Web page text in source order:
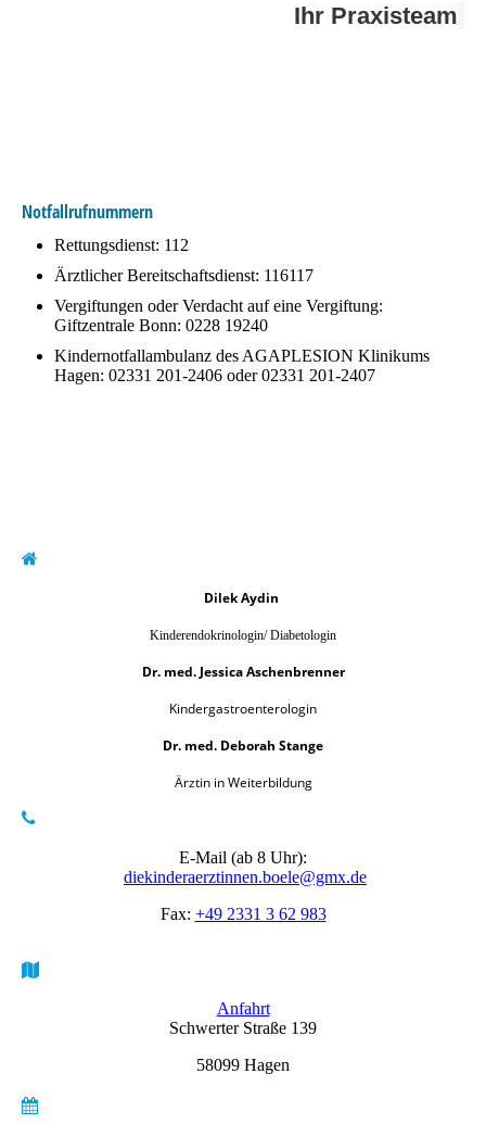
Ihr Praxisteam
Notfallrufnummern
Rettungsdienst: 112
Ärztlicher Bereitschaftsdienst: 116117
Vergiftungen oder Verdacht auf eine Vergiftung:
Giftzentrale Bonn: 0228 19240
Kindernotfallambulanz des AGAPLESION Klinikums
Hagen: 02331 201-2406 oder 02331 201-2407
Dilek Aydin
Kinderendokrinologin/ Diabetologin
Dr. med. Jessica Aschenbrenner
Kindergastroenterologin
Dr. med. Deborah Stange
Ärztin in Weiterbildung
E-Mail (ab 8 Uhr):
diekinderaerztinnen.boele@gmx.de
Fax: +49 2331 3 62 983
Anfahrt
Schwerter Straße 139
58099 Hagen